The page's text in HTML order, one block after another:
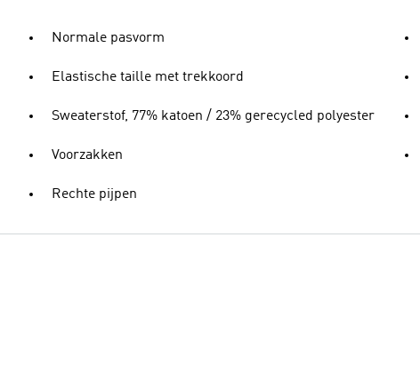
Normale pasvorm
Elastische taille met trekkoord
Sweaterstof, 77% katoen / 23% gerecycled polyester
Voorzakken
Rechte pijpen